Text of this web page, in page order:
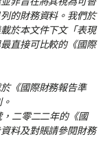
的財務資料。我們於
於本文件下文「表現
直接可比較的《國際
《國際財務報告準
二零二二年的《國
料及對賬請參閱財務